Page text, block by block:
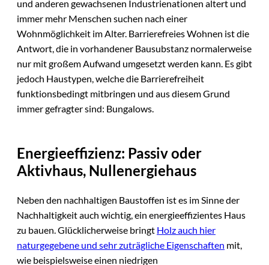
und anderen gewachsenen Industrienationen altert und
immer mehr Menschen suchen nach einer
Wohnmöglichkeit im Alter. Barrierefreies Wohnen ist die
Antwort, die in vorhandener Bausubstanz normalerweise
nur mit großem Aufwand umgesetzt werden kann. Es gibt
jedoch Haustypen, welche die Barrierefreiheit
funktionsbedingt mitbringen und aus diesem Grund
immer gefragter sind: Bungalows.
Energieeffizienz: Passiv oder
Aktivhaus, Nullenergiehaus
Neben den nachhaltigen Baustoffen ist es im Sinne der
Nachhaltigkeit auch wichtig, ein energieeffizientes Haus
zu bauen. Glücklicherweise bringt Holz auch hier
naturgegebene und sehr zuträgliche Eigenschaften mit,
wie beispielsweise einen niedrigen